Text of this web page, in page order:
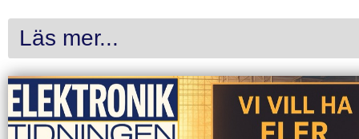
Läs mer...